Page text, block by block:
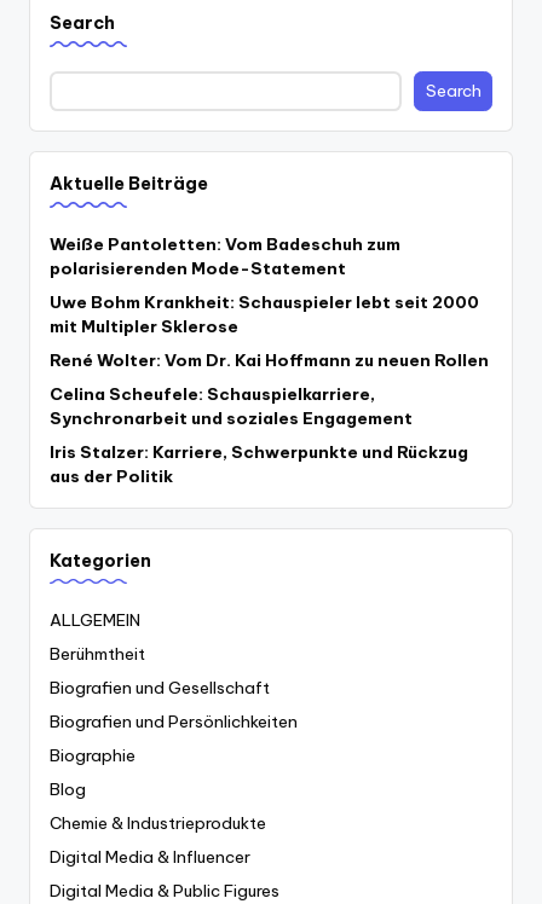
Search
Search
Aktuelle Beiträge
Weiße Pantoletten: Vom Badeschuh zum
polarisierenden Mode-Statement
Uwe Bohm Krankheit: Schauspieler lebt seit 2000
mit Multipler Sklerose
René Wolter: Vom Dr. Kai Hoffmann zu neuen Rollen
Celina Scheufele: Schauspielkarriere,
Synchronarbeit und soziales Engagement
Iris Stalzer: Karriere, Schwerpunkte und Rückzug
aus der Politik
Kategorien
ALLGEMEIN
Berühmtheit
Biografien und Gesellschaft
Biografien und Persönlichkeiten
Biographie
Blog
Chemie & Industrieprodukte
Digital Media & Influencer
Digital Media & Public Figures